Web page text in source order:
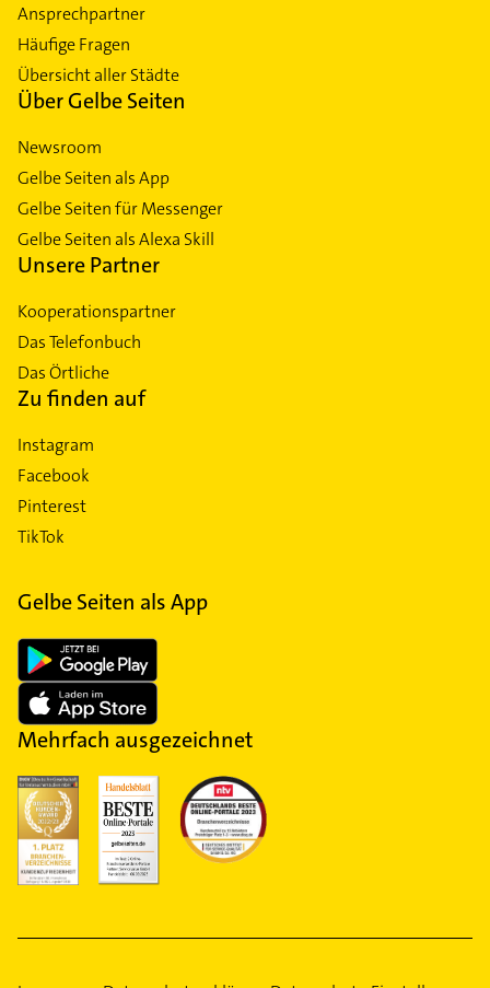
Ansprechpartner
Häufige Fragen
Übersicht aller Städte
Über Gelbe Seiten
Newsroom
Gelbe Seiten als App
Gelbe Seiten für Messenger
Gelbe Seiten als Alexa Skill
Unsere Partner
Kooperationspartner
Das Telefonbuch
Das Örtliche
Zu finden auf
Instagram
Facebook
Pinterest
TikTok
Gelbe Seiten als App
Mehrfach ausgezeichnet